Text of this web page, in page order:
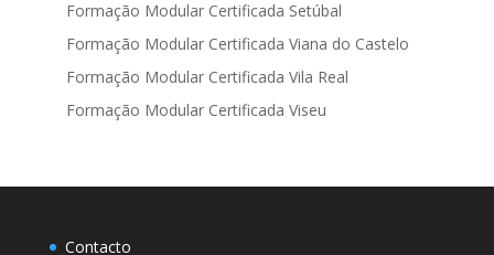
Formação Modular Certificada Setúbal
Formação Modular Certificada Viana do Castelo
Formação Modular Certificada Vila Real
Formação Modular Certificada Viseu
Contacto